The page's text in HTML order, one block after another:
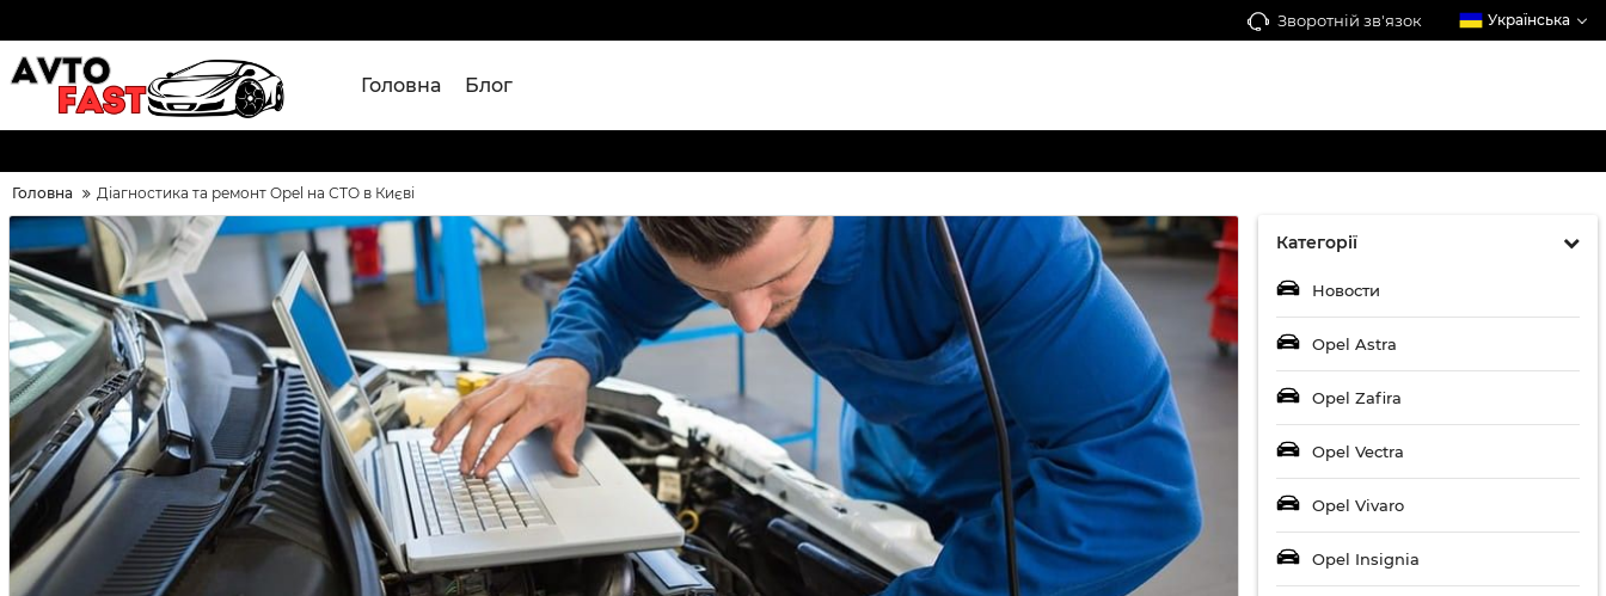
Зворотній зв'язок Українська
Головна Блог
Головна Діагностика та ремонт Opel на СТО в Києві
Категорії
Новости
Opel Astra
Opel Zafira
Opel Vectra
Opel Vivaro
Opel Insignia